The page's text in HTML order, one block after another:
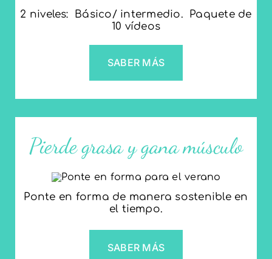
2 niveles: Básico/ intermedio. Paquete de
10 vídeos
SABER MÁS
Pierde grasa y gana músculo
Ponte en forma de manera sostenible en
el tiempo.
SABER MÁS